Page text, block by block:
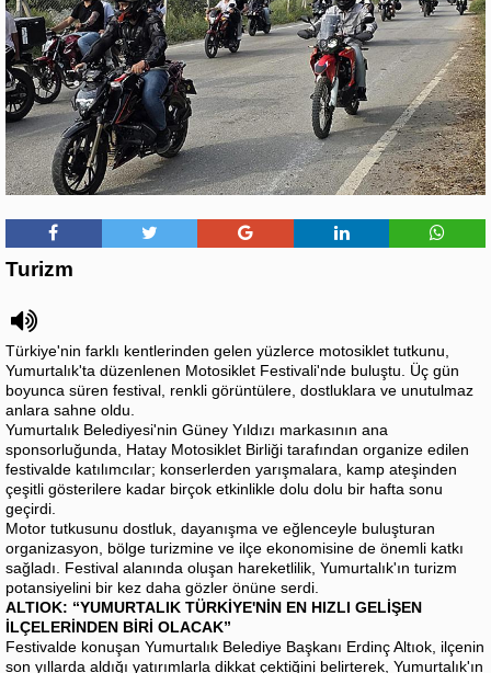
Turizm
Türkiye'nin farklı kentlerinden gelen yüzlerce motosiklet tutkunu,
Yumurtalık'ta düzenlenen Motosiklet Festivali'nde buluştu. Üç gün
boyunca süren festival, renkli görüntülere, dostluklara ve unutulmaz
anlara sahne oldu.
Yumurtalık Belediyesi'nin Güney Yıldızı markasının ana
sponsorluğunda, Hatay Motosiklet Birliği tarafından organize edilen
festivalde katılımcılar; konserlerden yarışmalara, kamp ateşinden
çeşitli gösterilere kadar birçok etkinlikle dolu dolu bir hafta sonu
geçirdi.
Motor tutkusunu dostluk, dayanışma ve eğlenceyle buluşturan
organizasyon, bölge turizmine ve ilçe ekonomisine de önemli katkı
sağladı. Festival alanında oluşan hareketlilik, Yumurtalık'ın turizm
potansiyelini bir kez daha gözler önüne serdi.
ALTIOK: “YUMURTALIK TÜRKİYE'NİN EN HIZLI GELİŞEN
İLÇELERİNDEN BİRİ OLACAK”
Festivalde konuşan Yumurtalık Belediye Başkanı Erdinç Altıok, ilçenin
son yıllarda aldığı yatırımlarla dikkat çektiğini belirterek, Yumurtalık'ın